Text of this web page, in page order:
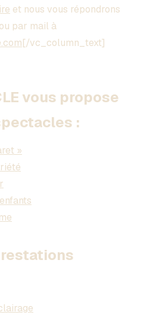
et nous vous répondrons
par mail à
[/vc_column_text]
vous propose
:
»